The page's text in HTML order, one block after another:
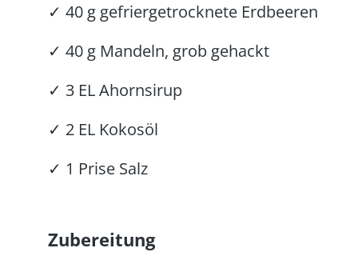
✓ 40 g gefriergetrocknete Erdbeeren
✓ 40 g Mandeln, grob gehackt
✓ 3 EL Ahornsirup
✓ 2 EL Kokosöl
✓ 1 Prise Salz
Zubereitung